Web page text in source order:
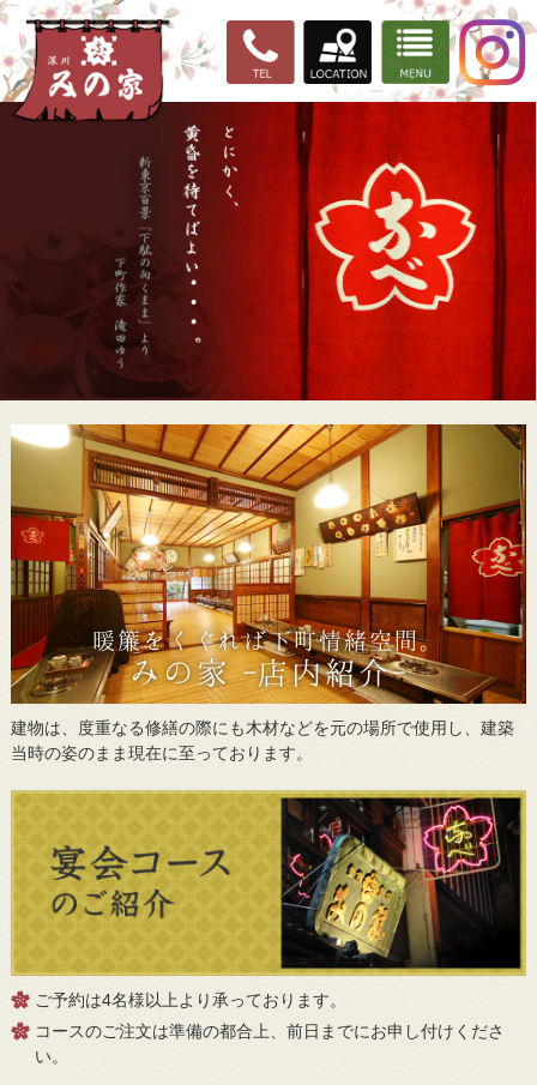
暖簾をくぐれば下町情緒空間。
みの家 -店内紹介-
建物は、度重なる修繕の際にも木材などを元の場所で使用し、建築
当時の姿のまま現在に至っております。
ご予約は4名様以上より承っております。
コースのご注文は準備の都合上、前日までにお申し付けくださ
い。